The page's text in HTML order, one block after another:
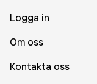
Logga in
Om oss
Kontakta oss